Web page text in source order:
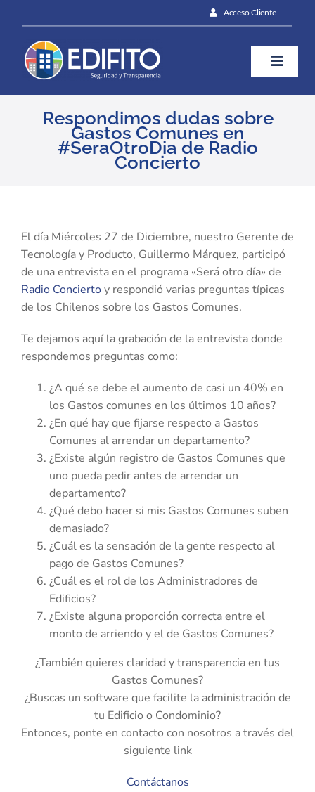
content
Acceso Cliente
Toggle
¿Cómo te ayudamos?
Contáctanos
Respondimos dudas sobre
Gastos Comunes en
#SeraOtroDia de Radio
Concierto
Larger
Image
El día Miércoles 27 de Diciembre, nuestro Gerente de
Tecnología y Producto, Guillermo Márquez, participó
de una entrevista en el programa «Será otro día» de
Radio Conciertoy respondió varias preguntas típicas
de los Chilenos sobre los Gastos Comunes.
Te dejamos aquí la grabación de la entrevista donde
respondemos preguntas como:
¿A qué se debe el aumento de casi un 40% en
los Gastos comunes en los últimos 10 años?
¿En qué hay que fijarse respecto a Gastos
Comunes al arrendar un departamento?
¿Existe algún registro de Gastos Comunes que
uno pueda pedir antes de arrendar un
departamento?
¿Qué debo hacer si mis Gastos Comunes suben
demasiado?
¿Cuál es la sensación de la gente respecto al
pago de Gastos Comunes?
¿Cuál es el rol de los Administradores de
Edificios?
¿Existe alguna proporción correcta entre el
monto de arriendo y el de Gastos Comunes?
¿También quieres claridad y transparencia en tus
Gastos Comunes?
¿Buscas un software que facilite la administración de
tu Edificio o Condominio?
Entonces, ponte en contacto con nosotros a través del
siguiente link
Contáctanos